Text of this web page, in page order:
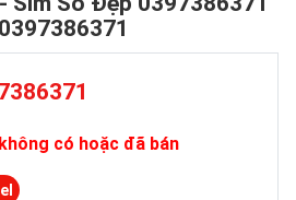
có hoặc đã bán